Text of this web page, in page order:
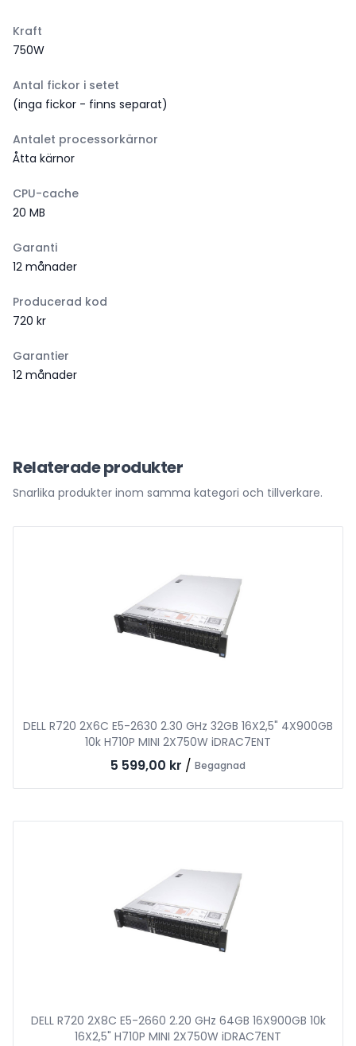
Kraft
750W
Antal fickor i setet
(inga fickor - finns separat)
Antalet processorkärnor
Åtta kärnor
CPU-cache
20 MB
Garanti
12 månader
Producerad kod
720 kr
Garantier
12 månader
Relaterade produkter
Snarlika produkter inom samma kategori och tillverkare.
DELL R720 2X6C E5-2630 2.30 GHz 32GB 16X2,5" 4X900GB
10k H710P MINI 2X750W iDRAC7ENT
5 599,00 kr / Begagnad
DELL R720 2X8C E5-2660 2.20 GHz 64GB 16X900GB 10k
16X2,5" H710P MINI 2X750W iDRAC7ENT